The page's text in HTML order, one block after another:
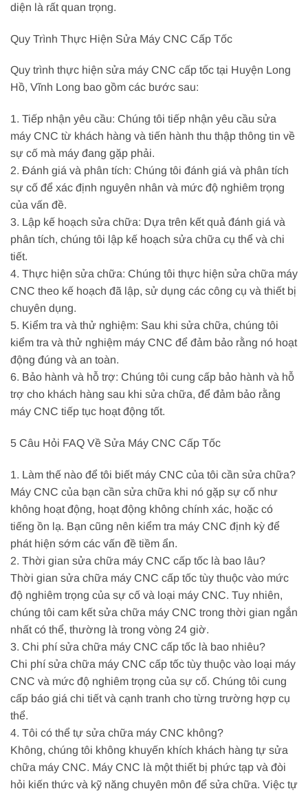
diện là rất quan trọng.
Quy Trình Thực Hiện Sửa Máy CNC Cấp Tốc
Quy trình thực hiện sửa máy CNC cấp tốc tại Huyện Long
Hồ, Vĩnh Long bao gồm các bước sau:
1. Tiếp nhận yêu cầu: Chúng tôi tiếp nhận yêu cầu sửa
máy CNC từ khách hàng và tiến hành thu thập thông tin về
sự cố mà máy đang gặp phải.
2. Đánh giá và phân tích: Chúng tôi đánh giá và phân tích
sự cố để xác định nguyên nhân và mức độ nghiêm trọng
của vấn đề.
3. Lập kế hoạch sửa chữa: Dựa trên kết quả đánh giá và
phân tích, chúng tôi lập kế hoạch sửa chữa cụ thể và chi
tiết.
4. Thực hiện sửa chữa: Chúng tôi thực hiện sửa chữa máy
CNC theo kế hoạch đã lập, sử dụng các công cụ và thiết bị
chuyên dụng.
5. Kiểm tra và thử nghiệm: Sau khi sửa chữa, chúng tôi
kiểm tra và thử nghiệm máy CNC để đảm bảo rằng nó hoạt
động đúng và an toàn.
6. Bảo hành và hỗ trợ: Chúng tôi cung cấp bảo hành và hỗ
trợ cho khách hàng sau khi sửa chữa, để đảm bảo rằng
máy CNC tiếp tục hoạt động tốt.
5 Câu Hỏi FAQ Về Sửa Máy CNC Cấp Tốc
1. Làm thế nào để tôi biết máy CNC của tôi cần sửa chữa?
Máy CNC của bạn cần sửa chữa khi nó gặp sự cố như
không hoạt động, hoạt động không chính xác, hoặc có
tiếng ồn lạ. Bạn cũng nên kiểm tra máy CNC định kỳ để
phát hiện sớm các vấn đề tiềm ẩn.
2. Thời gian sửa chữa máy CNC cấp tốc là bao lâu?
Thời gian sửa chữa máy CNC cấp tốc tùy thuộc vào mức
độ nghiêm trọng của sự cố và loại máy CNC. Tuy nhiên,
chúng tôi cam kết sửa chữa máy CNC trong thời gian ngắn
nhất có thể, thường là trong vòng 24 giờ.
3. Chi phí sửa chữa máy CNC cấp tốc là bao nhiêu?
Chi phí sửa chữa máy CNC cấp tốc tùy thuộc vào loại máy
CNC và mức độ nghiêm trọng của sự cố. Chúng tôi cung
cấp báo giá chi tiết và cạnh tranh cho từng trường hợp cụ
thể.
4. Tôi có thể tự sửa chữa máy CNC không?
Không, chúng tôi không khuyến khích khách hàng tự sửa
chữa máy CNC. Máy CNC là một thiết bị phức tạp và đòi
hỏi kiến thức và kỹ năng chuyên môn để sửa chữa. Việc tự